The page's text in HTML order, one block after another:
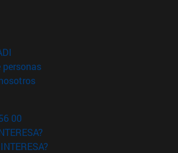
en nueva ventana)
personas(abre en nueva ventana)
(abre en nueva ventana)
00